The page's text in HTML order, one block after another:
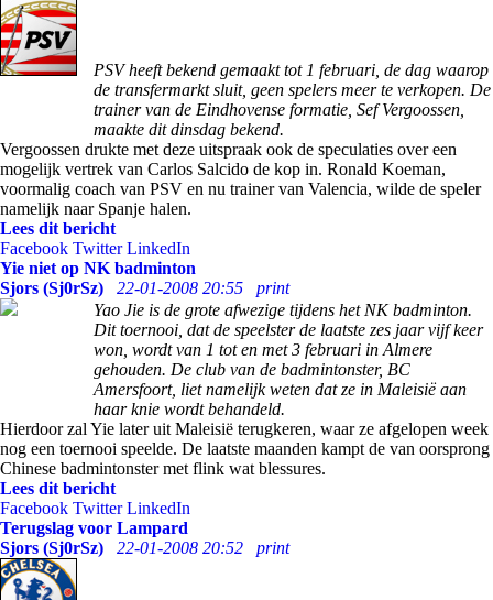
PSV heeft bekend gemaakt tot 1 februari, de dag waarop
de transfermarkt sluit, geen spelers meer te verkopen. De
trainer van de Eindhovense formatie, Sef Vergoossen,
maakte dit dinsdag bekend.
Vergoossen drukte met deze uitspraak ook de speculaties over een
mogelijk vertrek van Carlos Salcido de kop in. Ronald Koeman,
voormalig coach van PSV en nu trainer van Valencia, wilde de speler
namelijk naar Spanje halen.
Lees dit bericht
Facebook Twitter LinkedIn
Yie niet op NK badminton
Sjors (Sj0rSz)
22-01-2008 20:55
print
Yao Jie is de grote afwezige tijdens het NK badminton.
Dit toernooi, dat de speelster de laatste zes jaar vijf keer
won, wordt van 1 tot en met 3 februari in Almere
gehouden. De club van de badmintonster, BC
Amersfoort, liet namelijk weten dat ze in Maleisië aan
haar knie wordt behandeld.
Hierdoor zal Yie later uit Maleisië terugkeren, waar ze afgelopen week
nog een toernooi speelde. De laatste maanden kampt de van oorsprong
Chinese badmintonster met flink wat blessures.
Lees dit bericht
Facebook Twitter LinkedIn
Terugslag voor Lampard
Sjors (Sj0rSz)
22-01-2008 20:52 print